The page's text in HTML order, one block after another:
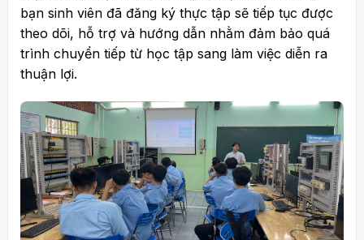
bạn sinh viên đã đăng ký thực tập sẽ tiếp tục được
theo dõi, hỗ trợ và hướng dẫn nhằm đảm bảo quá
trình chuyển tiếp từ học tập sang làm việc diễn ra
thuận lợi.